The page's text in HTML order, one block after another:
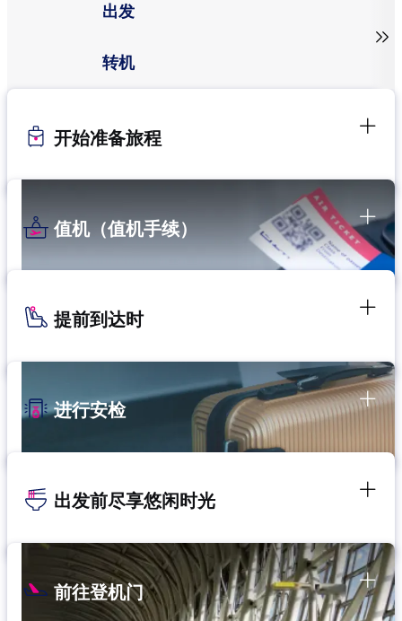
出发
转机

开始准备旅程
值机（值机手续）
提前到达时
进行安检
出发前尽享悠闲时光
前往登机门